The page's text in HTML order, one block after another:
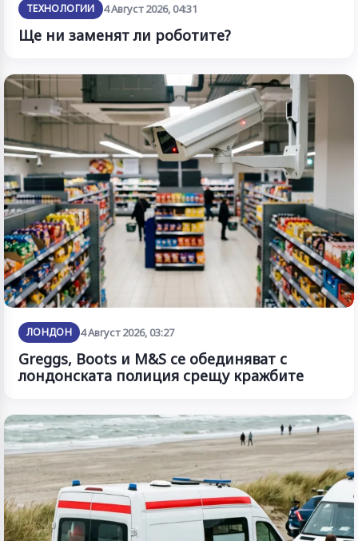
ТЕХНОЛОГИИ 4 Август 2026, 04:31
Ще ни заменят ли роботите?
ЛОНДОН 4 Август 2026, 03:27
Greggs, Boots и M&S се обединяват с
лондонската полиция срещу кражбите